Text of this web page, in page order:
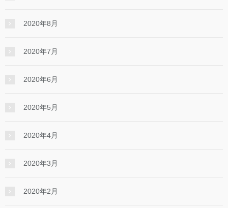
2020年8月
2020年7月
2020年6月
2020年5月
2020年4月
2020年3月
2020年2月